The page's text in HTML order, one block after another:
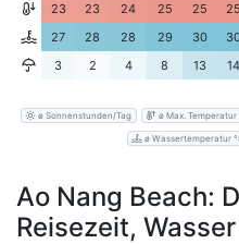
23
23 24 25 25 25
27
28 28 29 30
3
2 4 8 13 14
ø Sonnenstunden/Tag ø Max. Temperatur
ø Wassertemperatur
Ao Nang Beach:
Reisezeit,